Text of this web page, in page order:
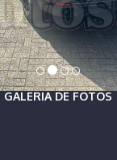
GALERIA DE FOTOS